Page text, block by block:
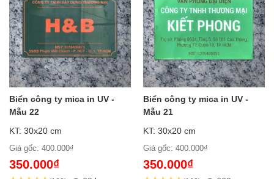
Biển công ty mica in UV -
Mẫu 22
KT: 30x20 cm
Giá gốc: 400.000₫
350.000₫
Biển công ty mica in UV -
Mẫu 21
KT: 30x20 cm
Giá gốc: 400.000₫
350.000₫